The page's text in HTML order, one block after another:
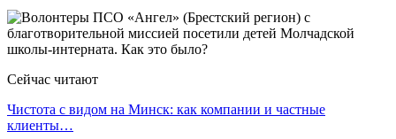
Сейчас читают
Чистота с видом на Минск: как компании и частные
клиенты…